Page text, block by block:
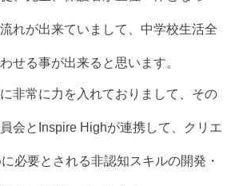
れが出来ていまして、中学校生活全
せる事が出来ると思います。
非常に力を入れておりまして、その
会とInspire Highが連携して、クリエ
必要とされる非認知スキルの開発・